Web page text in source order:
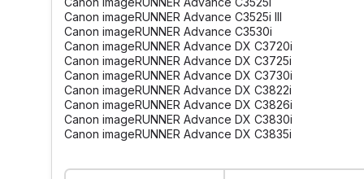
Canon imageRUNNER Advance C3525i III
Canon imageRUNNER Advance C3530i
Canon imageRUNNER Advance DX C3720i
Canon imageRUNNER Advance DX C3725i
Canon imageRUNNER Advance DX C3730i
Canon imageRUNNER Advance DX C3822i
Canon imageRUNNER Advance DX C3826i
Canon imageRUNNER Advance DX C3830i
Canon imageRUNNER Advance DX C3835i